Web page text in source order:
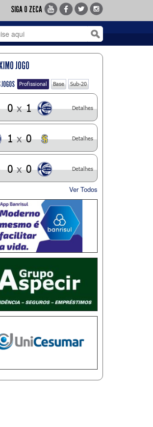
SIGA O ZECA
JOGO
Profissional Base Sub-20
0 x 1 Detalhes
1 x 0 Detalhes
0 x 0 Detalhes
Ver Todos